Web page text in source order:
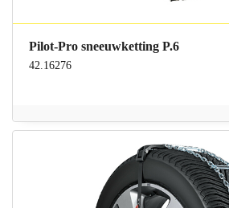
Pilot-Pro sneeuwketting P.6
42.16276